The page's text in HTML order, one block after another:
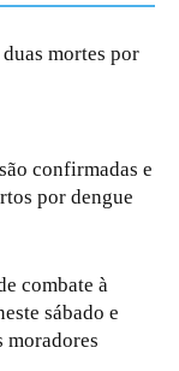
mortes por
confirmadas e
por dengue
combate à
sábado e
moradores